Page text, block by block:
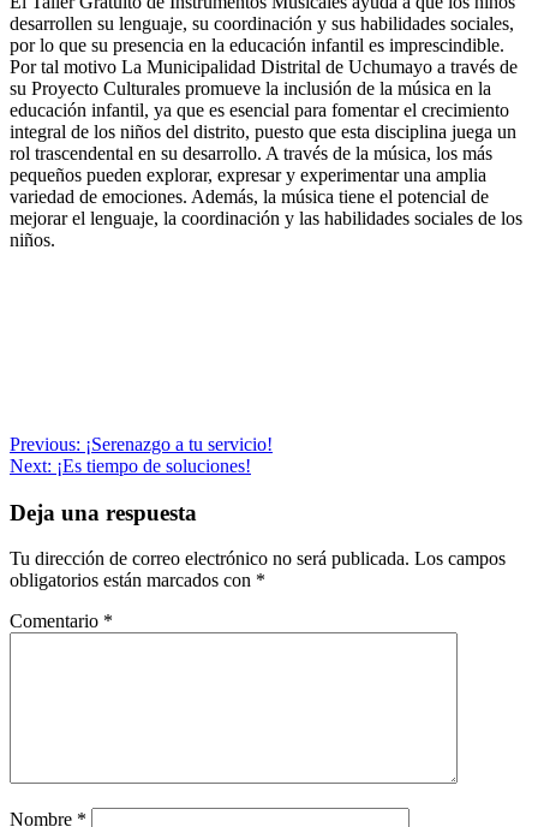
desarrollen su lenguaje, su coordinación y sus habilidades sociales,
por lo que su presencia en la educación infantil es imprescindible.
Por tal motivo La Municipalidad Distrital de Uchumayo a través de
su Proyecto Culturales promueve la inclusión de la música en la
educación infantil, ya que es esencial para fomentar el crecimiento
integral de los niños del distrito, puesto que esta disciplina juega un
rol trascendental en su desarrollo. A través de la música, los más
pequeños pueden explorar, expresar y experimentar una amplia
variedad de emociones. Además, la música tiene el potencial de
mejorar el lenguaje, la coordinación y las habilidades sociales de los
niños.
Navegación
de
entradas
Previous: ¡Serenazgo a tu servicio!
Next: ¡Es tiempo de soluciones!
Deja una respuesta
Tu dirección de correo electrónico no será publicada. Los campos
obligatorios están marcados con *
Comentario *
Nombre *